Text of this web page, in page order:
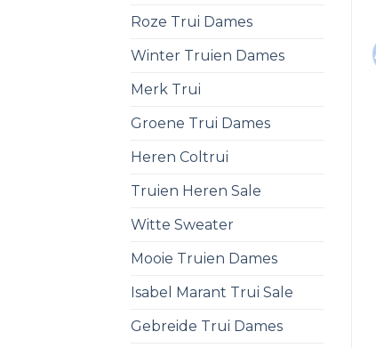
Roze Trui Dames
Winter Truien Dames
Merk Trui
Groene Trui Dames
Heren Coltrui
Truien Heren Sale
Witte Sweater
Mooie Truien Dames
Isabel Marant Trui Sale
Gebreide Trui Dames